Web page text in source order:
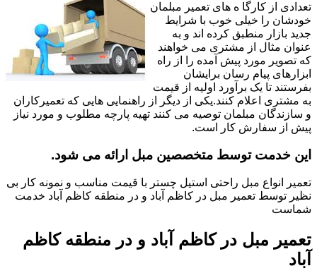
تعدادی از کارگا ه های تعمیر مبلمان
خودشان را خیلی خوب با شرایط
جدید بازار منطبق کرده اند و به
عنوان مثال از مشتری می خواهند
که تصویر مورد پیش آمده را از راه
ابزارهای پیام رسان برایشان
بفرستند تا یک برآورد اولیه از قیمت
به مشتری اعلام کنند.یکی از دیگر از راهنمایی هایی که تعمیرکاران
و سازندگان مبلمان توصیه می کنند تهیه پارچه مطلوب و مورد نیاز
پیش از سفارش کار است.
این خدمت توسط متخصصین مبل ارائه می شود.
تعمیر انواع مبل راحتی استیل چستر با قیمت مناسب و نمونه کار بی
نظیر توسط تعمیر مبل در کاظم آباد و در منطقه کاظم آباد خدمت
شماست
تعمیر مبل در کاظم آباد و در منطقه کاظم
آباد